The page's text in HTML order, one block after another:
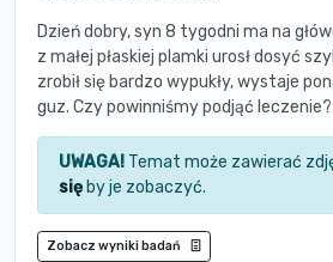
Dzień dobry, syn 8 tygodni ma na
z małej płaskiej plamki urosł dosyć
zrobił się bardzo wypukły, wystaje
guz. Czy powinniśmy podjąć leczenie?
UWAGA! Temat może zawierać
się by je zobaczyć.
Zobacz wyniki badań